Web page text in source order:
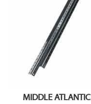
MIDDLE ATLANTIC
RK-RR12
Pour racks RK-12 et BRK-
Vendu par paire